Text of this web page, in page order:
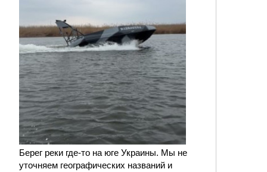
Берег реки где-то на юге Украины. Мы не
уточняем географических названий и